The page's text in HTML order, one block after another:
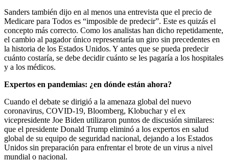
Sanders también dijo en al menos una entrevista que el precio de
Medicare para Todos es “imposible de predecir”. Este es quizás el
concepto más correcto. Como los analistas han dicho repetidamente,
el cambio al pagador único representaría un giro sin precedentes en
la historia de los Estados Unidos. Y antes que se pueda predecir
cuánto costaría, se debe decidir cuánto se les pagaría a los hospitales
y a los médicos.
Expertos en pandemias: ¿en dónde están ahora?
Cuando el debate se dirigió a la amenaza global del nuevo
coronavirus, COVID-19, Bloomberg, Klobuchar y el ex
vicepresidente Joe Biden utilizaron puntos de discusión similares:
que el presidente Donald Trump eliminó a los expertos en salud
global de su equipo de seguridad nacional, dejando a los Estados
Unidos sin preparación para enfrentar el brote de un virus a nivel
mundial o nacional.